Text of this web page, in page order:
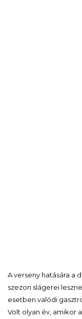
A verseny hatására a
szezon slágerei
esetben valódi
Volt olyan év, amikor a